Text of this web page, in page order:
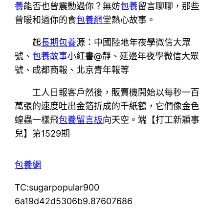
養能否也曾震動過你？無妨包養留言聊聊，那些
曾暖和過你的食包養網堂熱心故事。
起長期包養源：中國陸地年夜學微信大眾
號、包養故事小紅書@靜、延邊年夜學微信大眾
號、成都商報、北京青年報等
工人日報客戶然後，販賣機開始以每秒一百
萬張的速度吐出金箔折成的千紙鶴，它們像金色
蝗蟲一樣飛包養留言板向天空。端【打工新穎事
兒】第1529期
包養網
TC:sugarpopular900
6a19d42d5306b9.87607686